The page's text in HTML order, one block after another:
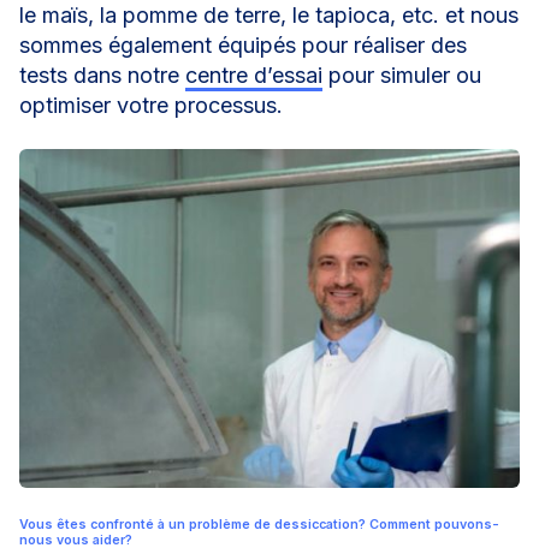
le maïs, la pomme de terre, le tapioca, etc. et nous
sommes également équipés pour réaliser des
tests dans notre centre d’essai pour simuler ou
optimiser votre processus.
Vous êtes confronté à un problème de dessiccation? Comment pouvons-
nous vous aider?